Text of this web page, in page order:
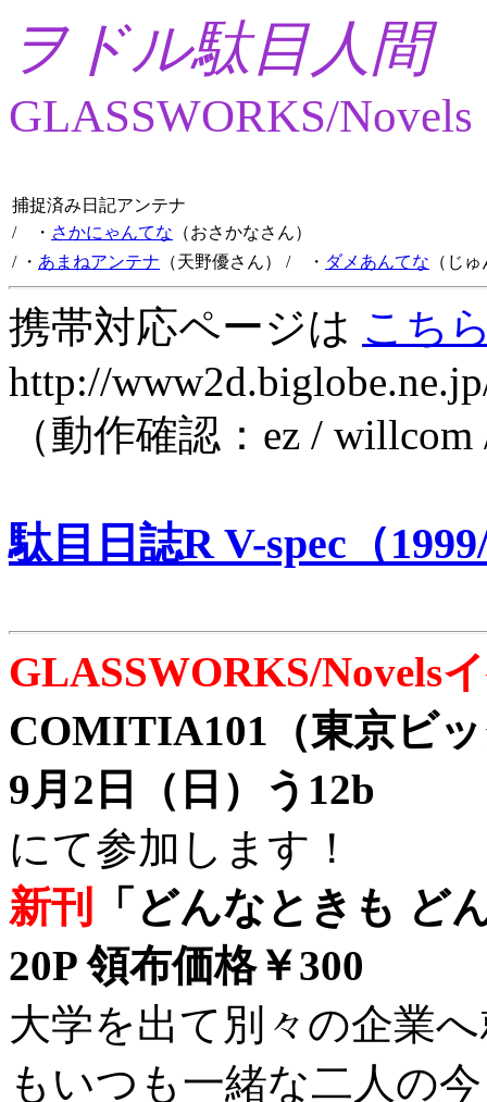
ヲドル駄目人間
GLASSWORKS/Novels
捕捉済み日記アンテナ
/ ・ さかにゃんてな （おさかなさん）
/ ・ あまねアンテナ （天野優さん） / ・ ダメあんてな （じ
携帯対応ページは こち
http://
（動作確認：ez /
駄目日誌R V-spec（
GLASSWORKS/Novels
COMITIA101（東京ビ
9月2日（日）う12b
にて参加します！
新刊
「どんなときも ど
20P 領布価格￥300
大学を出て別々の企業
もいつも一緒な二人の